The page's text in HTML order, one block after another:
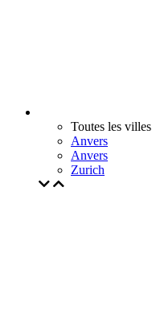
Toutes les villes
Anvers
Anvers
Zurich